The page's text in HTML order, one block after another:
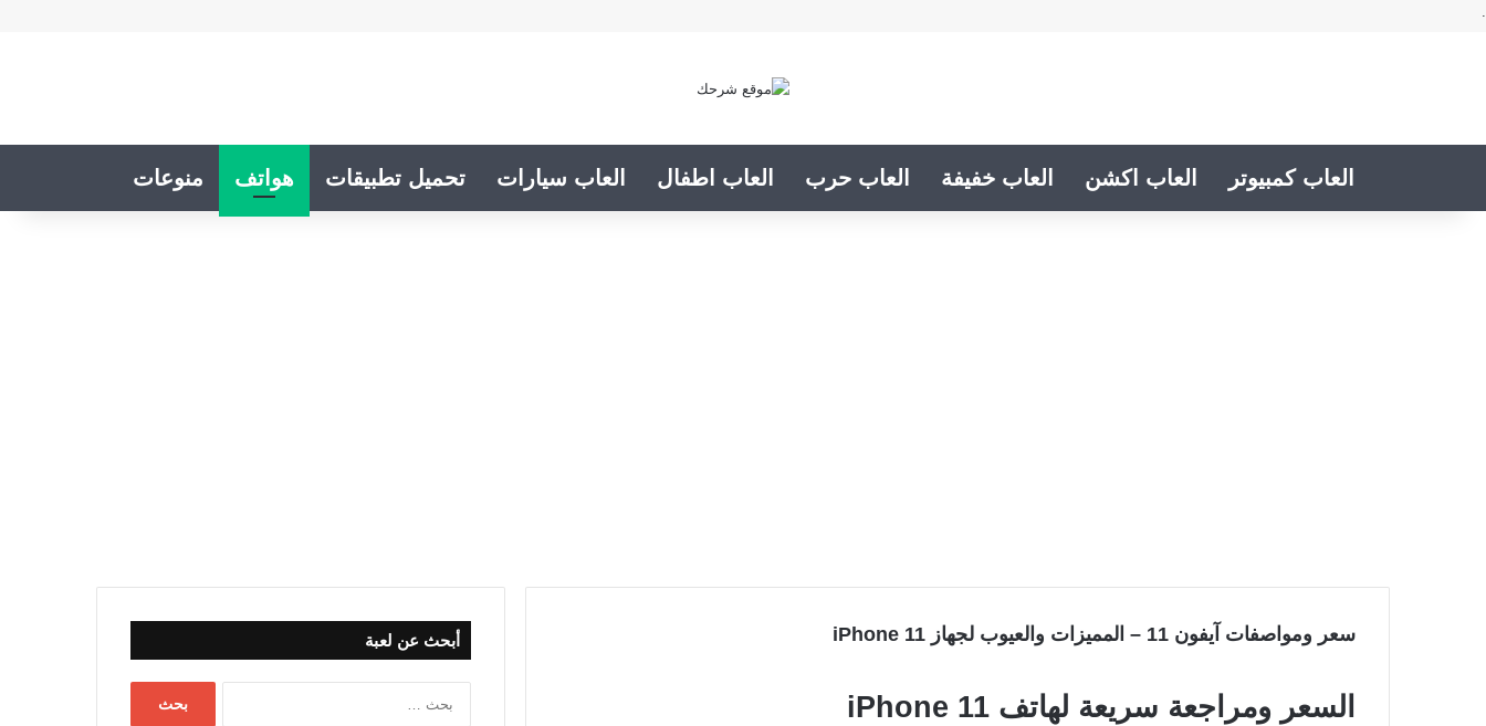
.
العاب كمبيوتر العاب اكشن العاب خفيفة العاب حرب العاب اطفال العاب سيارات تحميل تطبيقات هواتف منوعات
سعر ومواصفات آيفون 11 – المميزات والعيوب لجهاز iPhone 11
السعر ومراجعة سريعة لهاتف iPhone 11
أبحث عن لعبة